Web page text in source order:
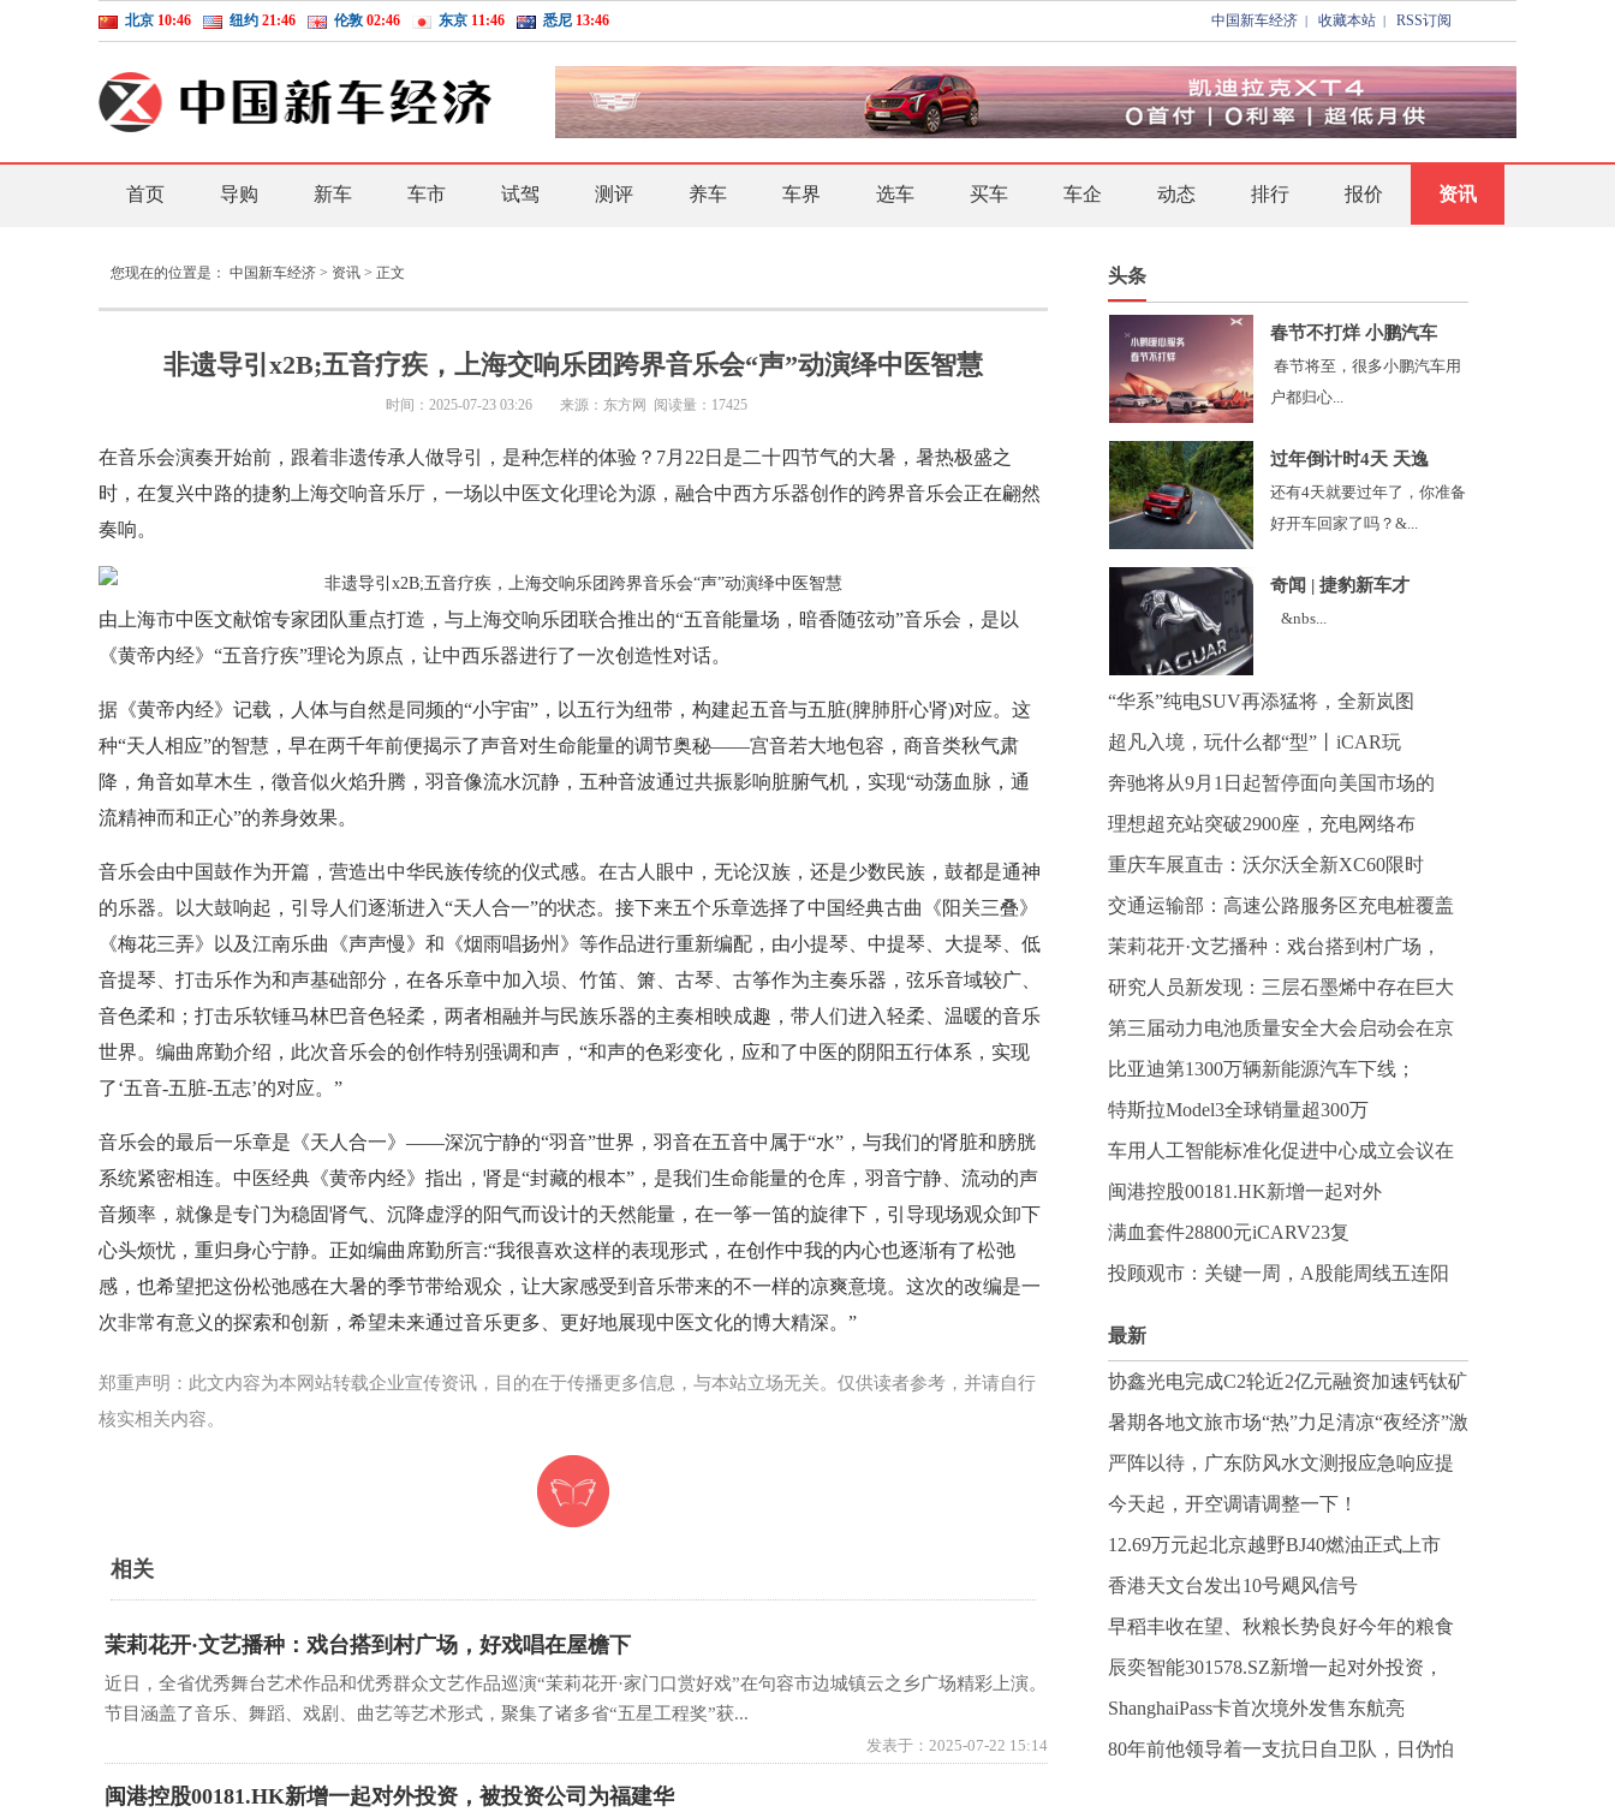
北京 10:46 纽约 21:46 伦敦 02:46 东京 11:46 悉尼 13:46 中国新车经济 | 收藏本站 | RSS订阅
首页 导购 新车 车市 试驾 测评 养车 车界 选车 买车 车企 动态 排行 报价 资讯
您现在的位置是： 中国新车经济 > 资讯 > 正文
非遗导引x2B;五音疗疾，上海交响乐团跨界音乐会“声”动演绎中医智慧
时间： 2025-07-23 03:26 来源： 东方网 阅读量：17425
在音乐会演奏开始前，跟着非遗传承人做导引，是种怎样的体验？7月22日是二十四节气的大暑，暑热极盛之
时，在复兴中路的捷豹上海交响音乐厅，一场以中医文化理论为源，融合中西方乐器创作的跨界音乐会正在翩然
奏响。
由上海市中医文献馆专家团队重点打造，与上海交响乐团联合推出的“五音能量场，暗香随弦动”音乐会，是以
《黄帝内经》“五音疗疾”理论为原点，让中西乐器进行了一次创造性对话。
据《黄帝内经》记载，人体与自然是同频的“小宇宙”，以五行为纽带，构建起五音与五脏(脾肺肝心肾)对应。这
种“天人相应”的智慧，早在两千年前便揭示了声音对生命能量的调节奥秘——宫音若大地包容，商音类秋气肃
降，角音如草木生，徵音似火焰升腾，羽音像流水沉静，五种音波通过共振影响脏腑气机，实现“动荡血脉，通
流精神而和正心”的养身效果。
音乐会由中国鼓作为开篇，营造出中华民族传统的仪式感。在古人眼中，无论汉族，还是少数民族，鼓都是通神
的乐器。以大鼓响起，引导人们逐渐进入“天人合一”的状态。接下来五个乐章选择了中国经典古曲《阳关三叠》
《梅花三弄》以及江南乐曲《声声慢》和《烟雨唱扬州》等作品进行重新编配，由小提琴、中提琴、大提琴、低
音提琴、打击乐作为和声基础部分，在各乐章中加入埙、竹笛、箫、古琴、古筝作为主奏乐器，弦乐音域较广、
音色柔和；打击乐软锤马林巴音色轻柔，两者相融并与民族乐器的主奏相映成趣，带人们进入轻柔、温暖的音乐
世界。编曲席勤介绍，此次音乐会的创作特别强调和声，“和声的色彩变化，应和了中医的阴阳五行体系，实现
了‘五音-五脏-五志’的对应。”
音乐会的最后一乐章是《天人合一》——深沉宁静的“羽音”世界，羽音在五音中属于“水”，与我们的肾脏和膀胱
系统紧密相连。中医经典《黄帝内经》指出，肾是“封藏的根本”，是我们生命能量的仓库，羽音宁静、流动的声
音频率，就像是专门为稳固肾气、沉降虚浮的阳气而设计的天然能量，在一筝一笛的旋律下，引导现场观众卸下
心头烦忧，重归身心宁静。正如编曲席勤所言:“我很喜欢这样的表现形式，在创作中我的内心也逐渐有了松弛
感，也希望把这份松弛感在大暑的季节带给观众，让大家感受到音乐带来的不一样的凉爽意境。这次的改编是一
次非常有意义的探索和创新，希望未来通过音乐更多、更好地展现中医文化的博大精深。”
郑重声明：此文内容为本网站转载企业宣传资讯，目的在于传播更多信息，与本站立场无关。仅供读者参考，并请自行
核实相关内容。
相关
茉莉花开·文艺播种：戏台搭到村广场，好戏唱在屋檐下
近日，全省优秀舞台艺术作品和优秀群众文艺作品巡演“茉莉花开·家门口赏好戏”在句容市边城镇云之乡广场精彩上演。
节目涵盖了音乐、舞蹈、戏剧、曲艺等艺术形式，聚集了诸多省“五星工程奖”获...
发表于：2025-07-22 15:14
闽港控股00181.HK新增一起对外投资，被投资公司为福建华
头条
春节不打烊 小鹏汽车
春节将至，很多小鹏汽车用
户都归心...
过年倒计时4天 天逸
还有4天就要过年了，你准备
好开车回家了吗？&...
奇闻 | 捷豹新车才
&nbs...
“华系”纯电SUV再添猛将，全新岚图
超凡入境，玩什么都“型”丨iCAR玩
奔驰将从9月1日起暂停面向美国市场的
理想超充站突破2900座，充电网络布
重庆车展直击：沃尔沃全新XC60限时
交通运输部：高速公路服务区充电桩覆盖
茉莉花开·文艺播种：戏台搭到村广场，
研究人员新发现：三层石墨烯中存在巨大
第三届动力电池质量安全大会启动会在京
比亚迪第1300万辆新能源汽车下线；
特斯拉Model3全球销量超300万
车用人工智能标准化促进中心成立会议在
闽港控股00181.HK新增一起对外
满血套件28800元iCARV23复
投顾观市：关键一周，A股能周线五连阳
最新
协鑫光电完成C2轮近2亿元融资加速钙钛矿
商业
暑期各地文旅市场“热”力足清凉“夜经济”激
发
严阵以待，广东防风水文测报应急响应提
升至II
今天起，开空调请调整一下！
12.69万元起北京越野BJ40燃油正式上市
香港天文台发出10号飓风信号
早稻丰收在望、秋粮长势良好今年的粮食
有保障
辰奕智能301578.SZ新增一起对外投资，
ShanghaiPass卡首次境外发售东航亮
80年前他领导着一支抗日自卫队，日伪怕